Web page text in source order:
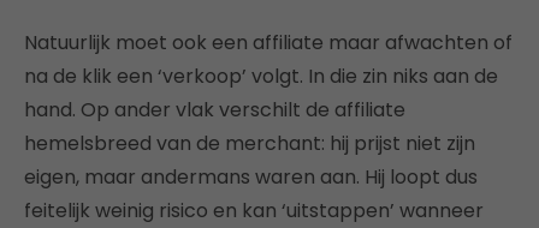
Natuurlijk moet ook een affiliate maar afwachten of
na de klik een ‘verkoop’ volgt. In die zin niks aan de
hand. Op ander vlak verschilt de affiliate
hemelsbreed van de merchant: hij prijst niet zijn
eigen, maar andermans waren aan. Hij loopt dus
feitelijk weinig risico en kan ‘uitstappen’ wanneer